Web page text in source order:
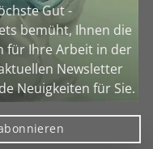
Gut -
bemüht, Ihnen die
für Ihre Arbeit in der
Newsletter
Neuigkeiten für Sie.